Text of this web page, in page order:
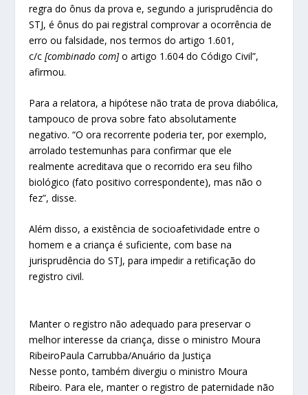
regra do ônus da prova e, segundo a jurisprudência do
STJ, é ônus do pai registral comprovar a ocorrência de
erro ou falsidade, nos termos do artigo 1.601,
c/c[combinado com]o artigo 1.604 do Código Civil”,
afirmou.
Para a relatora, a hipótese não trata de prova diabólica,
tampouco de prova sobre fato absolutamente
negativo. “O ora recorrente poderia ter, por exemplo,
arrolado testemunhas para confirmar que ele
realmente acreditava que o recorrido era seu filho
biológico (fato positivo correspondente), mas não o
fez”, disse.
Além disso, a existência de socioafetividade entre o
homem e a criança é suficiente, com base na
jurisprudência do STJ, para impedir a retificação do
registro civil.
Manter o registro não adequado para preservar o
melhor interesse da criança, disse o ministro Moura
RibeiroPaula Carrubba/Anuário da Justiça
Nesse ponto, também divergiu o ministro Moura
Ribeiro. Para ele, manter o registro de paternidade não